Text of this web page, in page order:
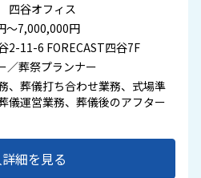
四谷オフィス
～7,000,000円
2-11-6 FORECAST四谷7F
／葬祭プランナー
、葬儀打ち合わせ業務、式場準
儀運営業務、葬儀後のアフター
細を見る